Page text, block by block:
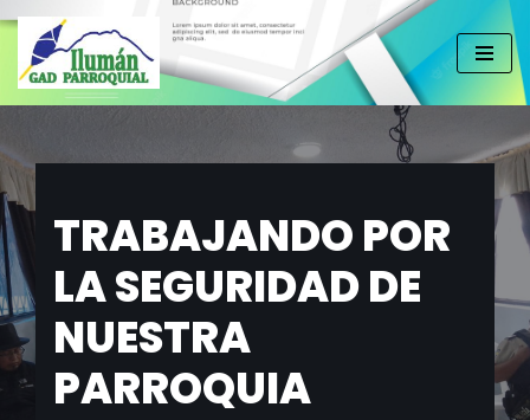
Saltar
al
TRABAJANDO POR
LA SEGURIDAD DE
NUESTRA
PARROQUIA